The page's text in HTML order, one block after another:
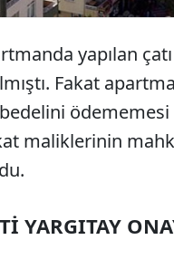
yapılan
Fakat
maliklerinin
YARGITAY